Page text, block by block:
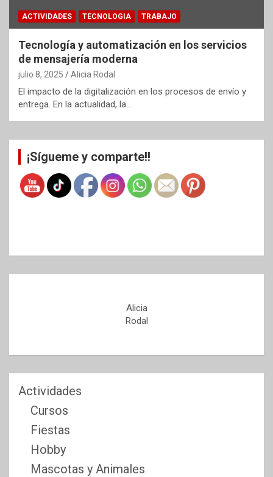
ACTIVIDADES TECNOLOGIA TRABAJO
Tecnología y automatización en los servicios
de mensajería moderna
julio 8, 2025 Alicia Rodal
El impacto de la digitalización en los procesos de envío y
entrega. En la actualidad, la…
¡Sígueme y comparte!!
Alicia
Rodal
Actividades
Cursos
Fiestas
Hobby
Mascotas y Animales